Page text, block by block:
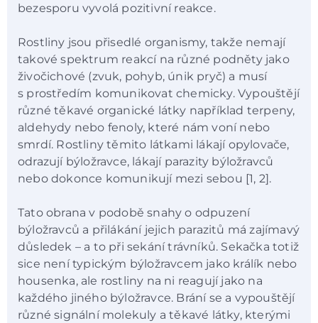
bezesporu vyvolá pozitivní reakce.
Rostliny jsou přisedlé organismy, takže nemají
takové spektrum reakcí na různé podněty jako
živočichové (zvuk, pohyb, únik pryč) a musí
s prostředím komunikovat chemicky. Vypouštějí
různé těkavé organické látky například terpeny,
aldehydy nebo fenoly, které nám voní nebo
smrdí. Rostliny těmito látkami lákají opylovače,
odrazují býložravce, lákají parazity býložravců
nebo dokonce komunikují mezi sebou [1, 2].
Tato obrana v podobě snahy o odpuzení
býložravců a přilákání jejich parazitů má zajímavý
důsledek – a to při sekání trávníků. Sekačka totiž
sice není typickým býložravcem jako králík nebo
housenka, ale rostliny na ni reagují jako na
každého jiného býložravce. Brání se a vypouštějí
různé signální molekuly a těkavé látky, kterými